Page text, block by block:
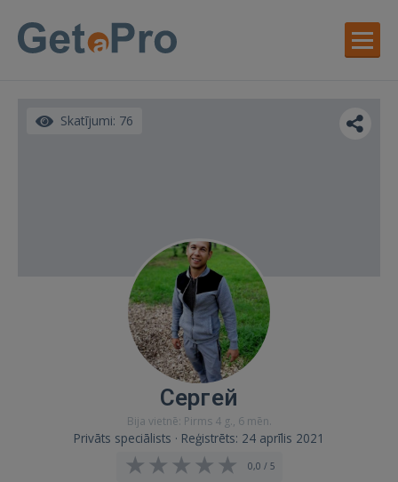
Skatījumi: 76
Сергей
Bija vietnē: Pirms 4 g., 6 mēn.
Privāts speciālists · Reģistrēts: 24 aprīlis 2021
0,0 / 5